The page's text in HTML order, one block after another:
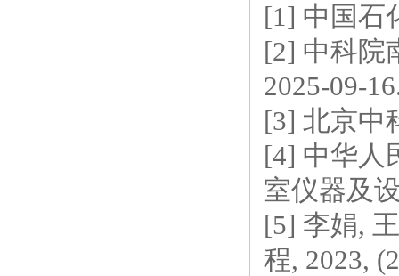
[1] 中国石
[2] 中科院
2025-09-
[3] 北京中
[4] 中华人
室仪器及
[5] 李娟,
程, 2023,